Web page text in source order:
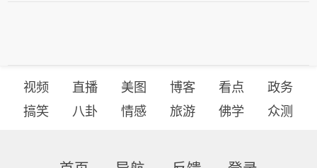
视频 直播 美图 博客 看点
政务
搞笑
八卦 情感 旅游 佛学 众测